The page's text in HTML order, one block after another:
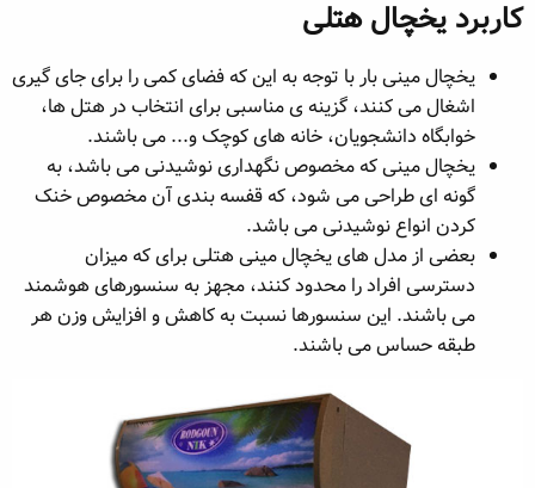
کاربرد یخچال‌ هتلی​
یخچال‌ مینی بار با توجه به این که فضای کمی را برای جای گیری
اشغال می کنند، گزینه ی مناسبی برای انتخاب در هتل ها،
خوابگاه دانشجویان، خانه‌ های کوچک و... می باشند.
یخچال مینی که مخصوص نگهداری نوشیدنی می باشد، به
گونه ای طراحی می شود، که قفسه بندی آن مخصوص خنک
کردن انواع نوشیدنی می باشد.
بعضی از مدل های یخچال مینی هتلی برای که میزان
دسترسی افراد را محدود کنند، مجهز به سنسورهای هوشمند
می باشند. این سنسورها نسبت به کاهش و افزایش وزن هر
طبقه حساس می‌ باشند.